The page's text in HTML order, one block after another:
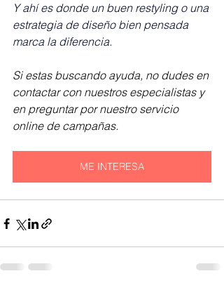
Y ahí es donde un buen restyling o una
estrategia de diseño bien pensada
marca la diferencia.
Si estas buscando ayuda, no dudes en
contactar con nuestros especialistas y
en preguntar por nuestro servicio
online de campañas.
ME INTERESA